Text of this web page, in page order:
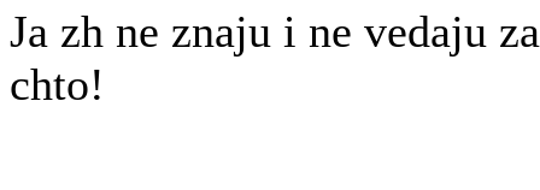
Ja zh ne znaju i ne vedaju za
chto!